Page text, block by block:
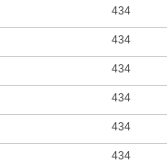
434
434
434
434
434
434